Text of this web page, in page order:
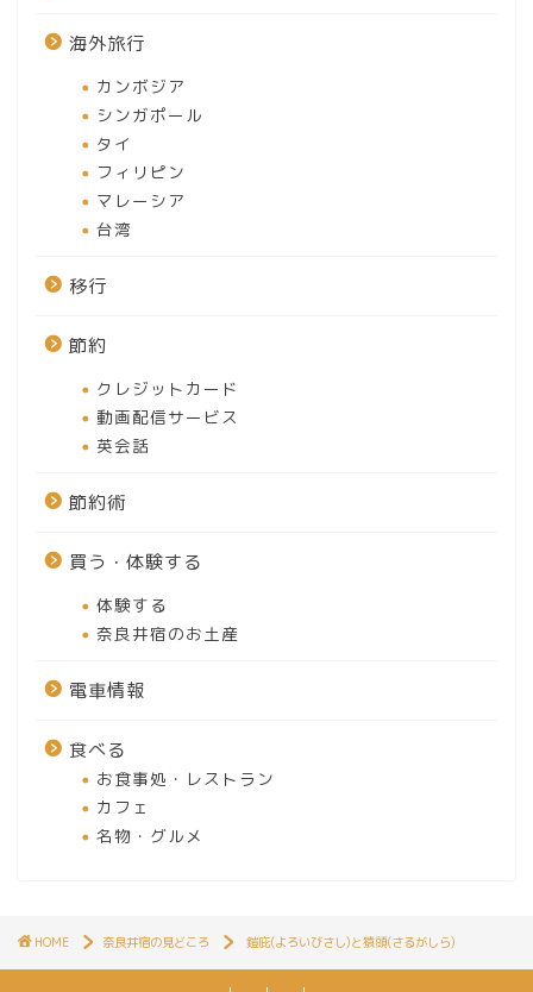
海外旅行
カンボジア
シンガポール
タイ
フィリピン
マレーシア
台湾
移行
節約
クレジットカード
動画配信サービス
英会話
節約術
買う・体験する
体験する
奈良井宿のお土産
電車情報
食べる
お食事処・レストラン
カフェ
名物・グルメ
HOME 奈良井宿の見どころ 鎧庇(よろいびさし)と猿頭(さるがしら)